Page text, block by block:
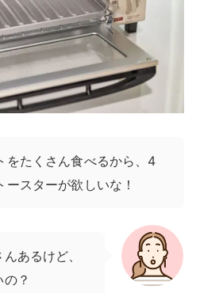
をたくさん食べるから、4
ースターが欲しいな！
あるけど、
？